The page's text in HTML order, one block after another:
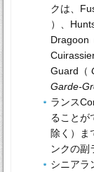
クは、
）、
Dragoon
Guard（
Garde-
ランス
ることが
除く）ま
ンクの副
シニア